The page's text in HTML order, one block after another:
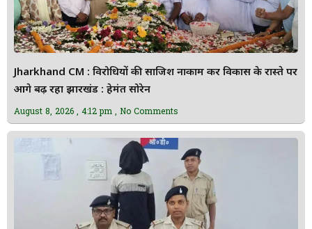
Jharkhand CM : विरोधियों की साजिश नाकाम कर विकास के रास्ते पर
आगे बढ़ रहा झारखंड : हेमंत सोरेन
August 8, 2026 4:12 pm No Comments